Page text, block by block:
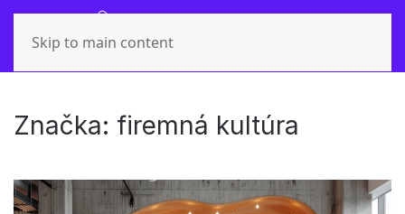
Skip to main content
Značka: firemná kultúra